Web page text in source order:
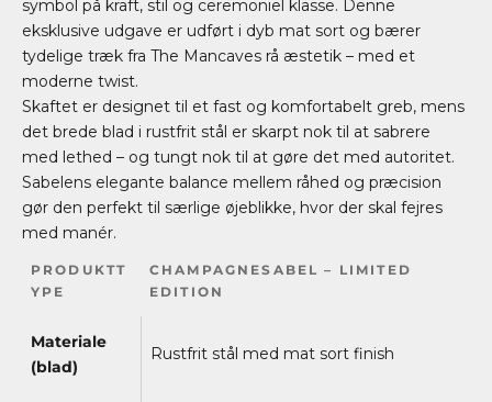
symbol på kraft, stil og ceremoniel klasse. Denne
eksklusive udgave er udført i dyb mat sort og bærer
tydelige træk fra The Mancaves rå æstetik – med et
moderne twist.
Skaftet er designet til et fast og komfortabelt greb, mens
det brede blad i rustfrit stål er skarpt nok til at sabrere
med lethed – og tungt nok til at gøre det med autoritet.
Sabelens elegante balance mellem råhed og præcision
gør den perfekt til særlige øjeblikke, hvor der skal fejres
med manér.
PRODUKTT
YPE
CHAMPAGNESABEL – LIMITED
EDITION
Materiale
(blad)
Rustfrit stål med mat sort finish